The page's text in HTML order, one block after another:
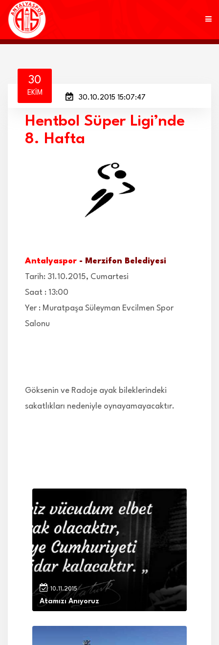
KULÜP
AKADEMİ
MARKALAR
30
EKIM
30.10.2015 15:07:47
Hentbol Süper Ligi’nde
8. Hafta
Antalyaspor - Merzifon Belediyesi
Tarih: 31.10.2015, Cumartesi
Saat : 13:00
Yer : Muratpaşa Süleyman Evcilmen Spor
Salonu
Göksenin ve Radoje ayak bileklerindeki
sakatlıkları nedeniyle oynayamayacaktır.
10.11.2015
Atamızı Anıyoruz